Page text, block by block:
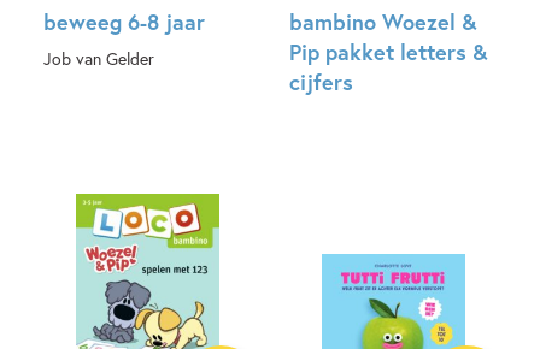
beweeg 6-8 jaar
Job van Gelder
bambino Woezel &
Pip pakket letters &
cijfers